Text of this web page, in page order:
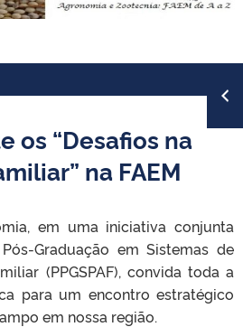
os “Desafios na
na FAEM
em uma iniciativa conjunta
Graduação em Sistemas de
(PPGSPAF), convida toda a
para um encontro estratégico
em nossa região.